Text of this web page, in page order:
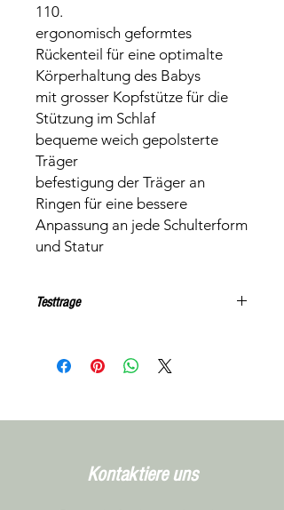
110.
ergonomisch geformtes
Rückenteil für eine optimalte
Körperhaltung des Babys
mit grosser Kopfstütze für die
Stützung im Schlaf
bequeme weich gepolsterte
Träger
befestigung der Träger an
Ringen für eine bessere
Anpassung an jede Schulterform
und Statur
Testtrage
pro Woche. Falls Du für längere Zeit
mieten möchtest, schreib uns bitte,
entspricht jedoch dem bestellten
Kontaktiere uns